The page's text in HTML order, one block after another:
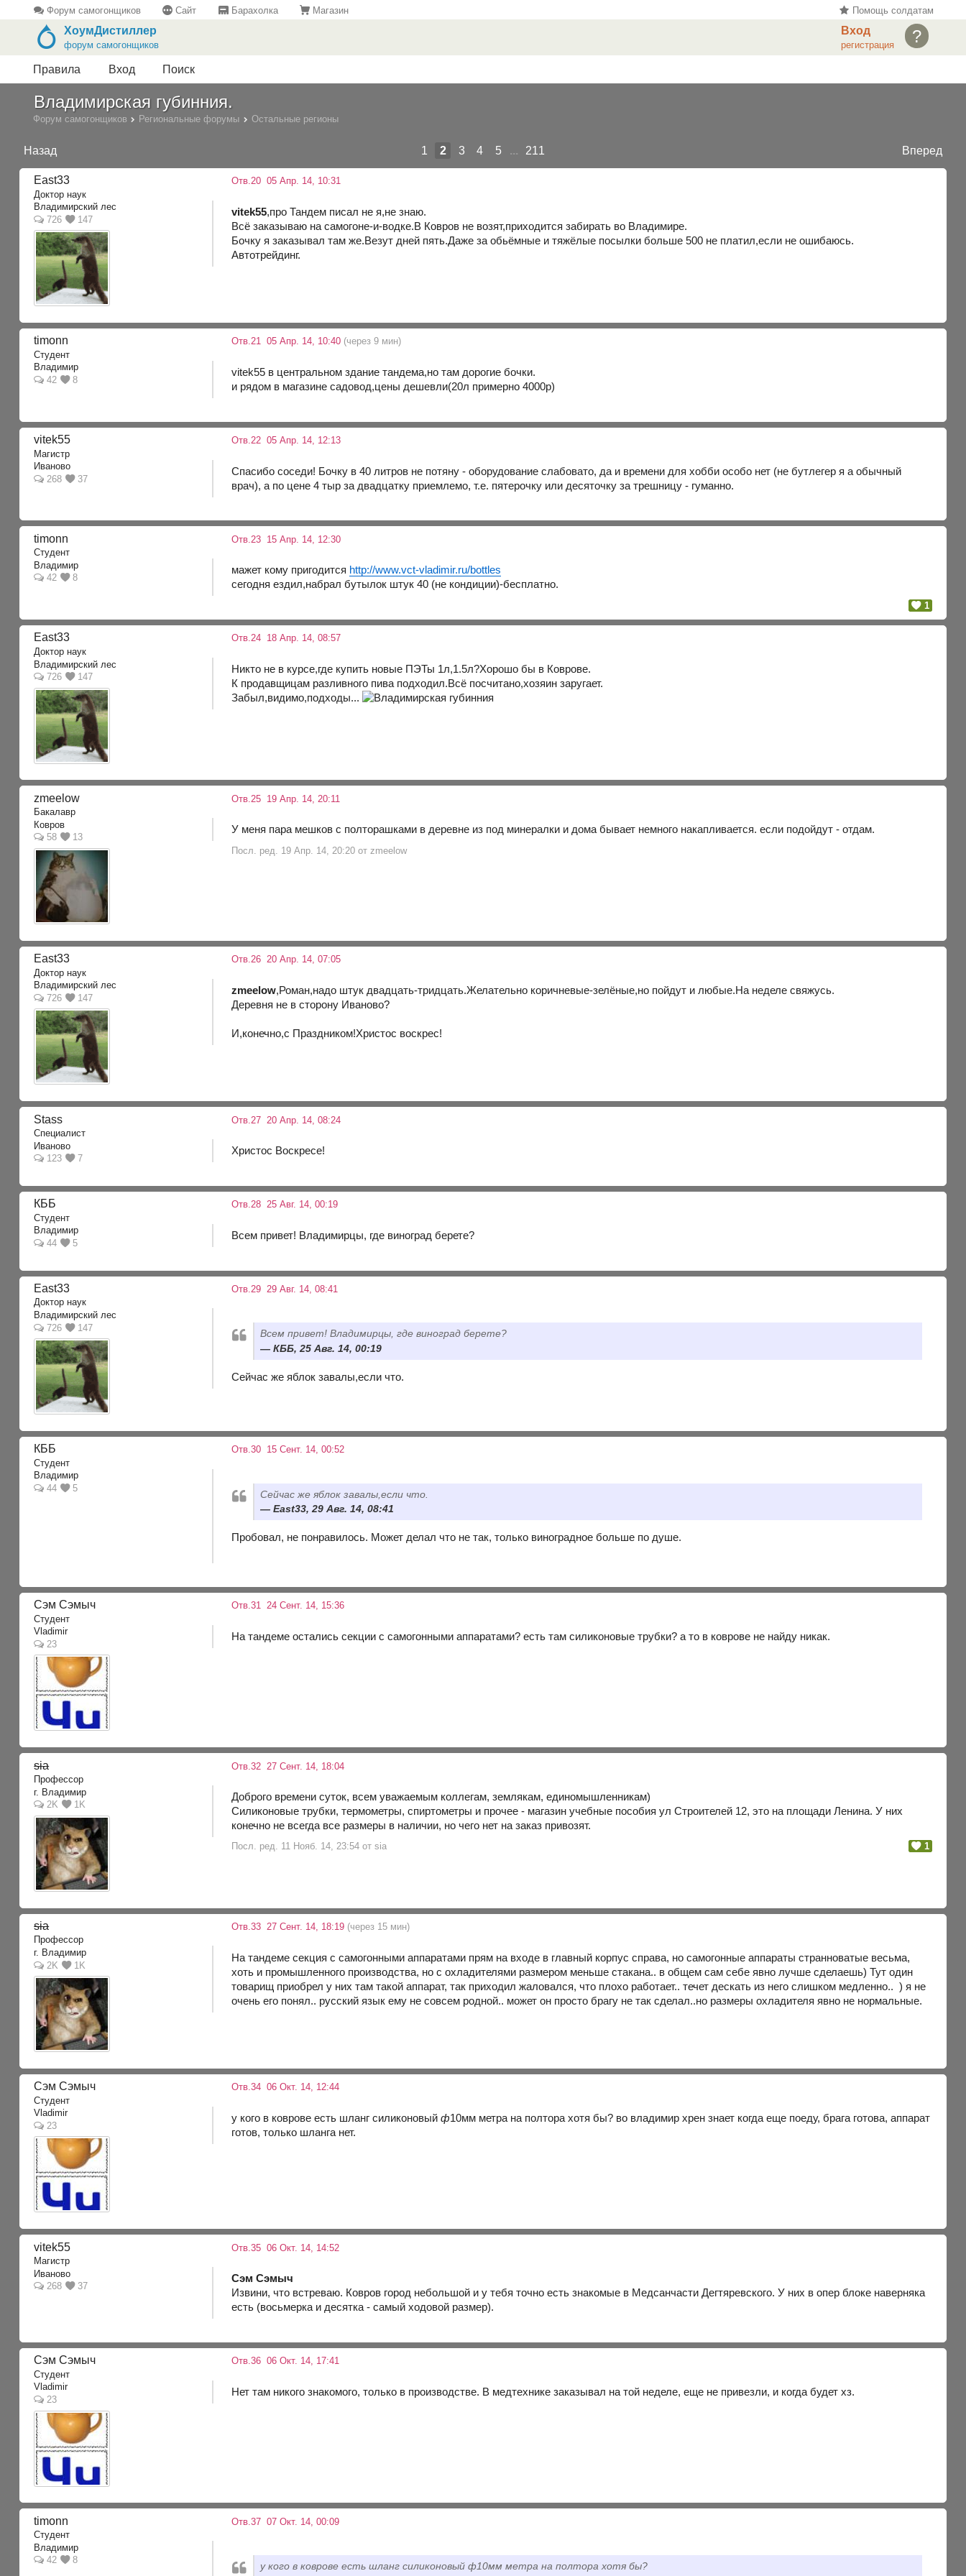
Форум самогонщиков Сайт Барахолка Магазин Помощь солдатам
?
Вход
регистрация
ХоумДистиллер
форум самогонщиков
Правила Вход Поиск
Владимирская губинния.
Форум самогонщиков Региональные форумы Остальные регионы
Назад Вперед
1 2 3 4 5 ... 211
East33
Доктор наук
Владимирский лес
726
147
Отв.20 05 Апр. 14, 10:31
vitek55,про Тандем писал не я,не знаю.
Всё заказываю на самогоне-и-водке.В Ковров не возят,приходится забирать во Владимире.
Бочку я заказывал там же.Везут дней пять.Даже за обьёмные и тяжёлые посылки больше 500 не платил,если не ошибаюсь.
Автотрейдинг.
timonn
Студент
Владимир
42
8
Отв.21 05 Апр. 14, 10:40 (через 9 мин)
vitek55 в центральном здание тандема,но там дорогие бочки.
и рядом в магазине садовод,цены дешевли(20л примерно 4000р)
vitek55
Магистр
Иваново
268
37
Отв.22 05 Апр. 14, 12:13
Спасибо соседи! Бочку в 40 литров не потяну - оборудование слабовато, да и времени для хобби особо нет (не бутлегер я а обычный
врач), а по цене 4 тыр за двадцатку приемлемо, т.е. пятерочку или десяточку за трешницу - гуманно.
timonn
Студент
Владимир
42
8
Отв.23 15 Апр. 14, 12:30
мажет кому пригодится http://www.vct-vladimir.ru/bottles
сегодня ездил,набрал бутылок штук 40 (не кондиции)-бесплатно.
1
East33
Доктор наук
Владимирский лес
726
147
Отв.24 18 Апр. 14, 08:57
Никто не в курсе,где купить новые ПЭТы 1л,1.5л?Хорошо бы в Коврове.
К продавщицам разливного пива подходил.Всё посчитано,хозяин заругает.
Забыл,видимо,подходы...
zmeelow
Бакалавр
Ковров
58
13
Отв.25 19 Апр. 14, 20:11
У меня пара мешков с полторашками в деревне из под минералки и дома бывает немного накапливается. если подойдут - отдам.
Посл. ред. 19 Апр. 14, 20:20 от zmeelow
East33
Доктор наук
Владимирский лес
726
147
Отв.26 20 Апр. 14, 07:05
zmeelow,Роман,надо штук двадцать-тридцать.Желательно коричневые-зелёные,но пойдут и любые.На неделе свяжусь.
Деревня не в сторону Иваново?
И,конечно,с Праздником!Христос воскрес!
Stass
Специалист
Иваново
123
7
Отв.27 20 Апр. 14, 08:24
Христос Воскресе!
КББ
Студент
Владимир
44
5
Отв.28 25 Авг. 14, 00:19
Всем привет! Владимирцы, где виноград берете?
East33
Доктор наук
Владимирский лес
726
147
Отв.29 29 Авг. 14, 08:41
Всем привет! Владимирцы, где виноград берете?
КББ, 25 Авг. 14, 00:19
Сейчас же яблок завалы,если что.
КББ
Студент
Владимир
44
5
Отв.30 15 Сент. 14, 00:52
Сейчас же яблок завалы,если что.
East33, 29 Авг. 14, 08:41
Пробовал, не понравилось. Может делал что не так, только виноградное больше по душе.
Сэм Сэмыч
Студент
Vladimir
23
Отв.31 24 Сент. 14, 15:36
На тандеме остались секции с самогонными аппаратами? есть там силиконовые трубки? а то в коврове не найду никак.
sia
Профессор
г. Владимир
2K
1K
Отв.32 27 Сент. 14, 18:04
Доброго времени суток, всем уважаемым коллегам, землякам, единомышленникам)
Силиконовые трубки, термометры, спиртометры и прочее - магазин учебные пособия ул Строителей 12, это на площади Ленина. У них
конечно не всегда все размеры в наличии, но чего нет на заказ привозят.
Посл. ред. 11 Нояб. 14, 23:54 от sia 1
sia
Профессор
г. Владимир
2K
1K
Отв.33 27 Сент. 14, 18:19 (через 15 мин)
На тандеме секция с самогонными аппаратами прям на входе в главный корпус справа, но самогонные аппараты странноватые весьма,
хоть и промышленного производства, но с охладителями размером меньше стакана.. в общем сам себе явно лучше сделаешь) Тут один
товарищ приобрел у них там такой аппарат, так приходил жаловался, что плохо работает.. течет дескать из него слишком медленно.. ) я не
очень его понял.. русский язык ему не совсем родной.. может он просто брагу не так сделал..но размеры охладителя явно не нормальные.
Сэм Сэмыч
Студент
Vladimir
23
Отв.34 06 Окт. 14, 12:44
у кого в коврове есть шланг силиконовыйф10мм метра на полтора хотя бы? во владимир хрен знает когда еще поеду, брага готова, аппарат
готов, только шланга нет.
vitek55
Магистр
Иваново
268
37
Отв.35 06 Окт. 14, 14:52
Сэм Сэмыч
Извини, что встреваю. Ковров город небольшой и у тебя точно есть знакомые в Медсанчасти Дегтяревского. У них в опер блоке наверняка
есть (восьмерка и десятка - самый ходовой размер).
Сэм Сэмыч
Студент
Vladimir
23
Отв.36 06 Окт. 14, 17:41
Нет там никого знакомого, только в производстве. В медтехнике заказывал на той неделе, еще не привезли, и когда будет хз.
timonn
Студент
Владимир
42
8
Отв.37 07 Окт. 14, 00:09
у кого в коврове есть шланг силиконовый ф10мм метра на полтора хотя бы?